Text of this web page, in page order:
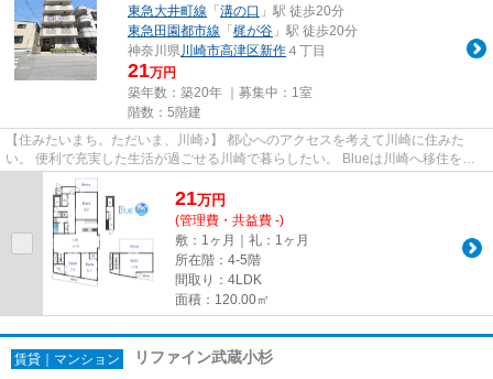
東急大井町線 「 溝の口 」駅 徒歩20分
東急田園都市線 「 梶が谷 」駅 徒歩20分
神奈川県川崎市高津区新作 ４丁目
21万円
築年数：築20年 ｜募集中： 1室
階数：5階建
【住みたいまち。ただいま、川崎♪】 都心へのアクセスを考えて川崎に住みた
い。 便利で充実した生活が過ごせる川崎で暮らしたい。 Blueは川崎へ移住を考
えている方を全力で応援します。
21万円
(管理費・共益費 -)
敷：1ヶ月｜礼：1ヶ月
所在階：4-5階
間取り：4LDK
面積：120.00㎡
賃貸｜マンション リファイン武蔵小杉